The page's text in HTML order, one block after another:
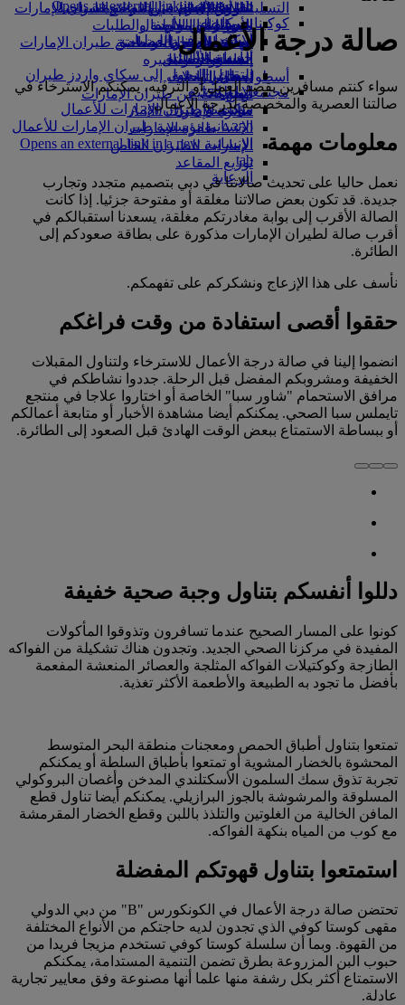
تناول الطعام في الدرجة السياحية
الممتازة
وجبات الدرجة السياحية
المشروبات
أسطول طائراتنا
بوينج 777
طائرة الإمارات A380
A350 طائرة الإمارات
الإمارات للطيران الخاص
توزيع المقاعد
السوق الحرة
متجرنا الرسمي
التسلية للأطفال
الترفيه عن الأطفال
ألعاب الأطفال
أنشطة للأطفال
in a new tab
كوكبنا
الاستدامة في العمليات
السياسة البيئية
التقارير البيئية
مجتمعاتنا المحلية
مؤسسة طيران الإمارات للأعمال
الإنسانيةمؤسسة طيران الإمارات للأعمال
الإنسانية Opens an external link in a new
tab
الرعاية
Opens an external link in a new tab
شركاؤنا
سكاي واردز رايل
حاسبة الأميال
تسجيل الدخول إلى سكاي واردز طيران
الإمارات
سكاي واردز+
السفر لأصحاب الهمم مع طيران الإمارات
المساعدة الخاصة والطلبات
تجربتكم على متن الطائرة
الأدوات والموارد
الهاتف المتحرك وتطبيق طيران الإمارات
إلغاء حجز أو تغييره
تعطل الرحلات
معلومات عن طيران الإمارات
صالة درجة الأعمال
سواء كنتم مسافرين بقصد العمل أو الترفيه، يمكنكم الاسترخاء في
صالتنا العصرية والمخصصة لدرجة الأعمال
معلومات مهمة
نعمل حاليا على تحديث صالاتنا في دبي بتصميم متجدد وتجارب
جديدة. قد تكون بعض صالاتنا مغلقة أو مفتوحة جزئيا. إذا كانت
الصالة الأقرب إلى بوابة مغادرتكم مغلقة، يسعدنا استقبالكم في
أقرب صالة لطيران الإمارات مذكورة على بطاقة صعودكم إلى
الطائرة.
نأسف على هذا الإزعاج ونشكركم على تفهمكم.
حققوا أقصى استفادة من وقت فراغكم
انضموا إلينا في صالة درجة الأعمال للاسترخاء ولتناول المقبلات
الخفيفة ومشروبكم المفضل قبل الرحلة. جددوا نشاطكم في
مرافق الاستحمام "شاور سبا" الخاصة أو اختاروا علاجا في منتجع
تايملس سبا الصحي. يمكنكم أيضا مشاهدة الأخبار أو متابعة أعمالكم
أو ببساطة الاستمتاع ببعض الوقت الهادئ قبل الصعود إلى الطائرة.
دللوا أنفسكم بتناول وجبة صحية خفيفة
كونوا على المسار الصحيح عندما تسافرون وتذوقوا المأكولات
المفيدة في مركزنا الصحي الجديد. وتجدون هناك تشكيلة من الفواكه
الطازجة وكوكتيلات الفواكه المثلجة والعصائر المنعشة المفعمة
بأفضل ما تجود به الطبيعة والأطعمة الأكثر تغذية.
تمتعوا بتناول أطباق الحمص ومعجنات منطقة البحر المتوسط
المحشوة بالخضار المشوية أو تمتعوا بأطباق السلطة أو يمكنكم
تجربة تذوق سمك السلمون الأسكتلندي المدخن وأغصان البروكولي
المسلوقة والمرشوشة بالجوز البرازيلي. يمكنكم أيضا تناول قطع
المافن الخالية من الغلوتين والتلذذ باللبن وقطع الخضار المقرمشة
مع كوب من المياه بنكهة الفواكه.
استمتعوا بتناول قهوتكم المفضلة
تحتضن صالة درجة الأعمال في الكونكورس "B" من دبي الدولي
مقهى كوستا كوفي الذي تجدون لديه حاجتكم من الأنواع المختلفة
من القهوة. وبما أن سلسلة كوستا كوفي تستخدم مزيجا فريدا من
حبوب البن المزروعة بطرق تضمن التنمية المستدامة، يمكنكم
الاستمتاع أكثر بكل رشفة منها علما أنها مصنوعة وفق معايير تجارية
عادلة.